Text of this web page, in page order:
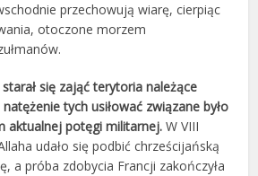
przechowują wiarę, cierpiąc
otoczone morzem
się zająć terytoria należące
tych usiłować związane było
aktualnej potęgi militarnej. W VIII
udało się podbić chrześcijańską
a próba zdobycia Francji zakończyła